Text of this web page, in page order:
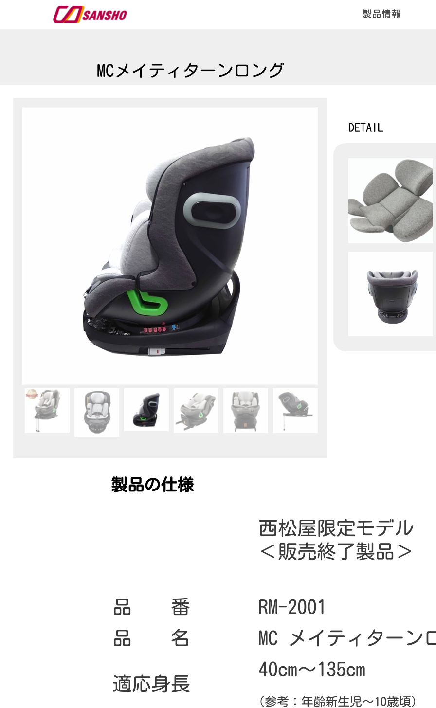
MCメイティターンロング
DETAIL
製品の仕様
西松屋限定モデル
＜販売終了製品＞
品 番
RM-2001
品 名
MC メイティターン
適応身長
40cm～135cm
(参考：年齢新生児～10歳頃)